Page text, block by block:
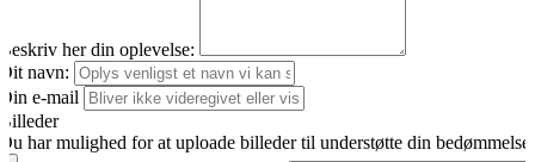
her din oplevelse:
navn:
e-mail
har mulighed for at uploade billeder til understøtte din bedømmelse.